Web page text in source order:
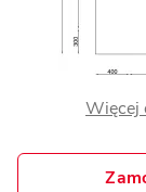
Więcej